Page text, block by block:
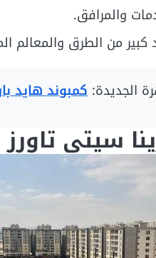
والمرافق.
من الطرق والمعالم
الجديدة: كمبوند هايد
سيتي تاورز